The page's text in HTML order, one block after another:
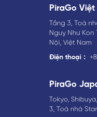
PiraGo Việt
Tầng 3, Toà
Nguỵ Như Kon
Nội, Việt Nam
Điện thoại：
PiraGo
Tokyo,
3, Toà nhà